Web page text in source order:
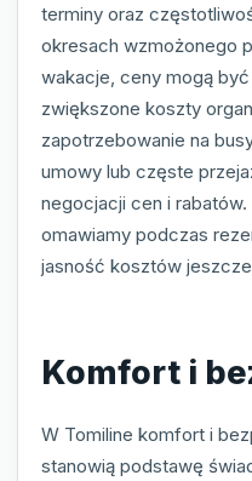
terminy oraz
okresach wzmożonego
wakacje, ceny mogą
zwiększone koszty
zapotrzebowanie na
umowy lub częste
negocjacji cen i
omawiamy podczas
jasność kosztów
Komfort i
W Tomiline komfort i
stanowią podstawę